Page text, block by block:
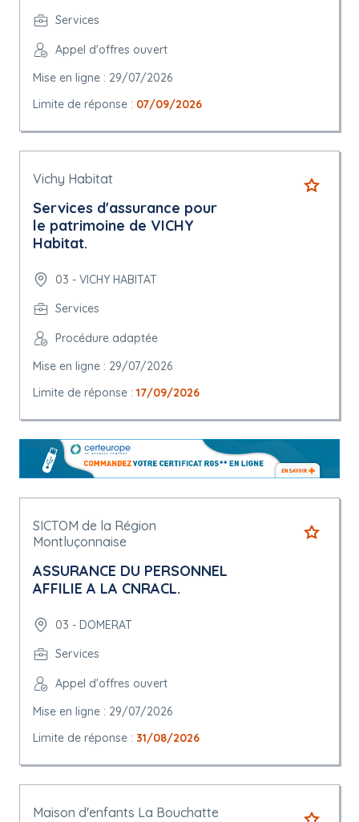
Services
Appel d'offres ouvert
Mise en ligne : 29/07/2026
Limite de réponse : 07/09/2026
Vichy Habitat
Services d'assurance pour
le patrimoine de VICHY
Habitat.
03 - VICHY HABITAT
Services
Procédure adaptée
Mise en ligne : 29/07/2026
Limite de réponse : 17/09/2026
SICTOM de la Région
Montluçonnaise
ASSURANCE DU PERSONNEL
AFFILIE A LA CNRACL.
03 - DOMERAT
Services
Appel d'offres ouvert
Mise en ligne : 29/07/2026
Limite de réponse : 31/08/2026
Maison d'enfants La Bouchatte